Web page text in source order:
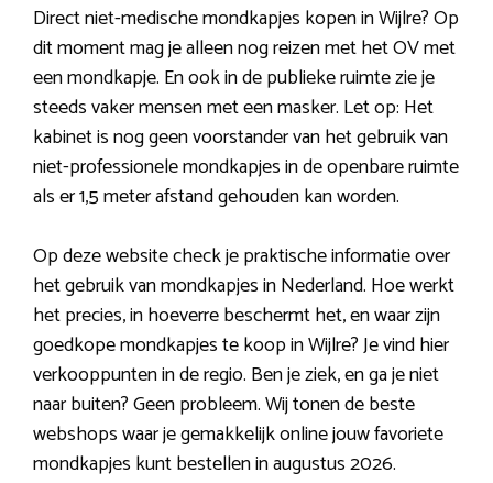
Direct niet-medische mondkapjes kopen in Wijlre? Op
dit moment mag je alleen nog reizen met het OV met
een mondkapje. En ook in de publieke ruimte zie je
steeds vaker mensen met een masker. Let op: Het
kabinet is nog geen voorstander van het gebruik van
niet-professionele mondkapjes in de openbare ruimte
als er 1,5 meter afstand gehouden kan worden.
Op deze website check je praktische informatie over
het gebruik van mondkapjes in Nederland. Hoe werkt
het precies, in hoeverre beschermt het, en waar zijn
goedkope mondkapjes te koop in Wijlre? Je vind hier
verkooppunten in de regio. Ben je ziek, en ga je niet
naar buiten? Geen probleem. Wij tonen de beste
webshops waar je gemakkelijk online jouw favoriete
mondkapjes kunt bestellen in augustus 2026.